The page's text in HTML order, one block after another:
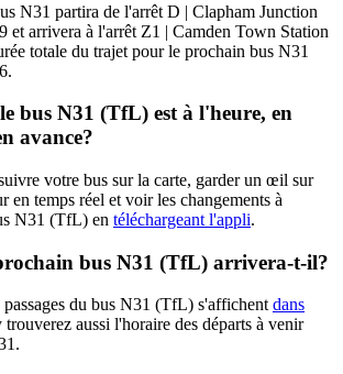
N31 partira de l'arrêt D | Clapham Junction
et arrivera à l'arrêt Z1 | Camden Town Station
totale du trajet pour le prochain bus N31
bus N31 (TfL) est à l'heure, en
avance?
votre bus sur la carte, garder un œil sur
en temps réel et voir les changements à
N31 (TfL) en téléchargeant l'appli.
bus N31 (TfL) arrivera-t-il?
du bus N31 (TfL) s'affichent dans
trouverez aussi l'horaire des départs à venir